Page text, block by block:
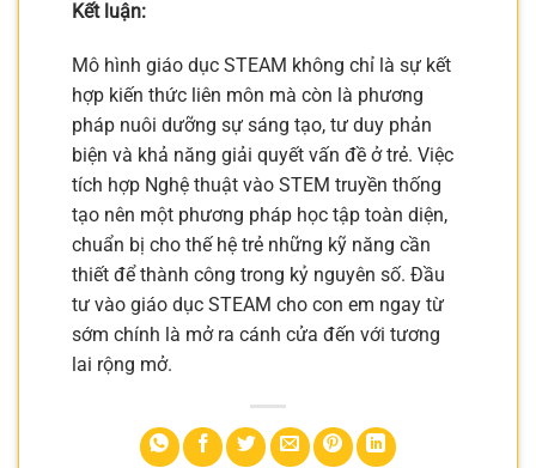
Kết luận:
Mô hình giáo dục STEAM không chỉ là sự kết
hợp kiến thức liên môn mà còn là phương
pháp nuôi dưỡng sự sáng tạo, tư duy phản
biện và khả năng giải quyết vấn đề ở trẻ. Việc
tích hợp Nghệ thuật vào STEM truyền thống
tạo nên một phương pháp học tập toàn diện,
chuẩn bị cho thế hệ trẻ những kỹ năng cần
thiết để thành công trong kỷ nguyên số. Đầu
tư vào giáo dục STEAM cho con em ngay từ
sớm chính là mở ra cánh cửa đến với tương
lai rộng mở.